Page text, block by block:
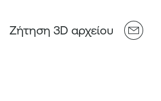
Ζήτηση 3D αρχείου